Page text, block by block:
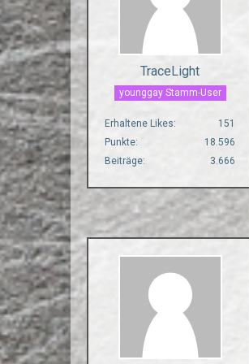
TraceLight
younggay Stamm-User
Erhaltene Likes
151
Punkte
18.596
Beiträge
3.666